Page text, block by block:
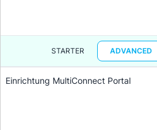
STARTER ADVANCED
Einrichtung MultiConnect Portal